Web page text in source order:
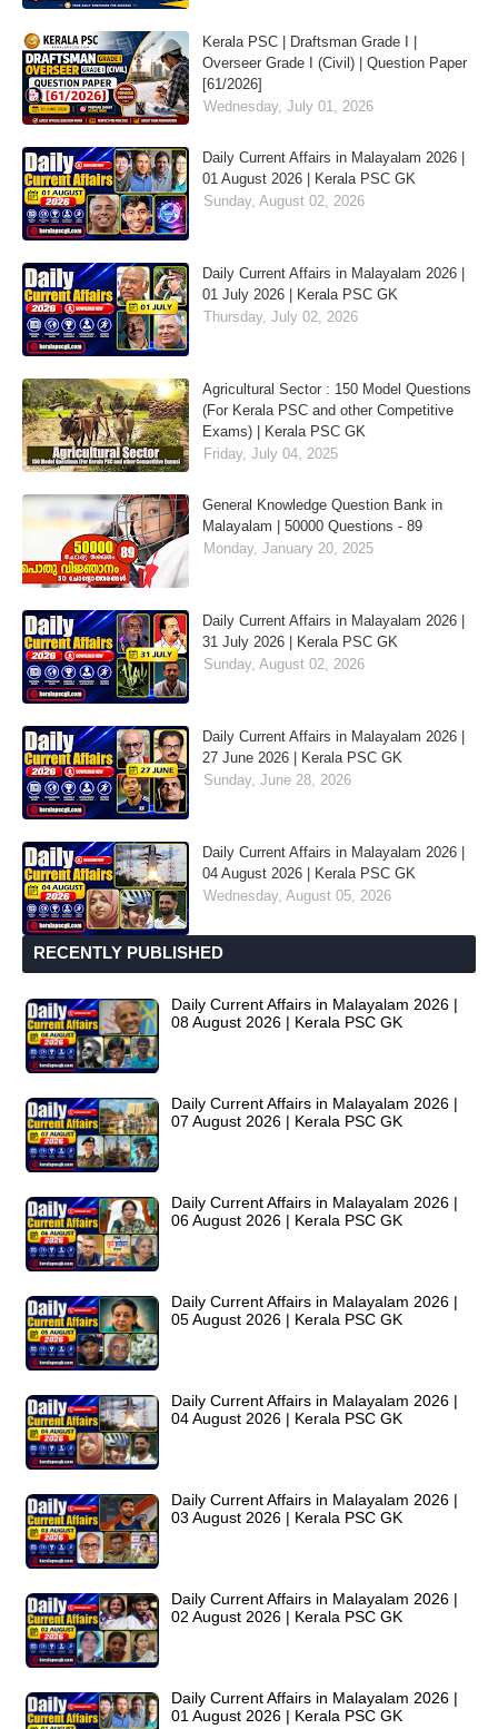
Kerala PSC | Draftsman Grade I |
Overseer Grade I (Civil) | Question Paper
[61/2026]
Wednesday, July 01, 2026
Daily Current Affairs in Malayalam 2026 |
01 August 2026 | Kerala PSC GK
Sunday, August 02, 2026
Daily Current Affairs in Malayalam 2026 |
01 July 2026 | Kerala PSC GK
Thursday, July 02, 2026
Agricultural Sector : 150 Model Questions
(For Kerala PSC and other Competitive
Exams) | Kerala PSC GK
Friday, July 04, 2025
General Knowledge Question Bank in
Malayalam | 50000 Questions - 89
Monday, January 20, 2025
Daily Current Affairs in Malayalam 2026 |
31 July 2026 | Kerala PSC GK
Sunday, August 02, 2026
Daily Current Affairs in Malayalam 2026 |
27 June 2026 | Kerala PSC GK
Sunday, June 28, 2026
Daily Current Affairs in Malayalam 2026 |
04 August 2026 | Kerala PSC GK
Wednesday, August 05, 2026
RECENTLY PUBLISHED
Daily Current Affairs in Malayalam 2026 |
08 August 2026 | Kerala PSC GK
Daily Current Affairs in Malayalam 2026 |
07 August 2026 | Kerala PSC GK
Daily Current Affairs in Malayalam 2026 |
06 August 2026 | Kerala PSC GK
Daily Current Affairs in Malayalam 2026 |
05 August 2026 | Kerala PSC GK
Daily Current Affairs in Malayalam 2026 |
04 August 2026 | Kerala PSC GK
Daily Current Affairs in Malayalam 2026 |
03 August 2026 | Kerala PSC GK
Daily Current Affairs in Malayalam 2026 |
02 August 2026 | Kerala PSC GK
Daily Current Affairs in Malayalam 2026 |
01 August 2026 | Kerala PSC GK